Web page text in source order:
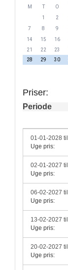
M T O
1
2
7
8 9
14
15 16
21
22 23
28
29 30
Priser:
Periode
01-01-2028
Uge pris:
02-01-2027
Uge pris:
06-02-2027
Uge pris:
13-02-2027
Uge pris:
20-02-2027
Uge pris: